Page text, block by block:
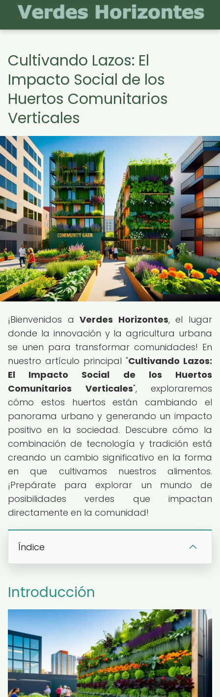
Cultivando Lazos: El
Impacto Social de los
Huertos Comunitarios
Verticales
¡Bienvenidos aVerdes Horizontes, el lugar
donde la innovación y la agricultura urbana
se unen para transformar comunidades! En
nuestro artículo principal "Cultivando Lazos:
El Impacto Social de los Huertos
Comunitarios Verticales", exploraremos
cómo estos huertos están cambiando el
panorama urbano y generando un impacto
positivo en la sociedad. Descubre cómo la
combinación de tecnología y tradición está
creando un cambio significativo en la forma
en que cultivamos nuestros alimentos.
¡Prepárate para explorar un mundo de
posibilidades verdes que impactan
directamente en la comunidad!
Índice
Introducción